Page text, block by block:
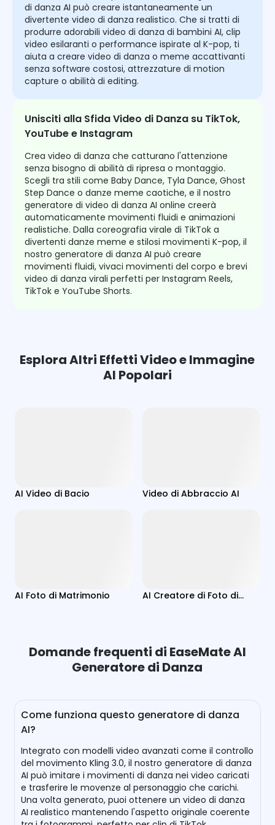
di danza AI può creare istantaneamente un
divertente video di danza realistico. Che si tratti di
produrre adorabili video di danza di bambini AI, clip
video esilaranti o performance ispirate al K-pop, ti
aiuta a creare video di danza o meme accattivanti
senza software costosi, attrezzature di motion
capture o abilità di editing.
Unisciti alla Sfida Video di Danza su TikTok,
YouTube e Instagram
Crea video di danza che catturano l'attenzione
senza bisogno di abilità di ripresa o montaggio.
Scegli tra stili come Baby Dance, Tyla Dance, Ghost
Step Dance o danze meme caotiche, e il nostro
generatore di video di danza AI online creerà
automaticamente movimenti fluidi e animazioni
realistiche. Dalla coreografia virale di TikTok a
divertenti danze meme e stilosi movimenti K-pop, il
nostro generatore di danza AI può creare
movimenti fluidi, vivaci movimenti del corpo e brevi
video di danza virali perfetti per Instagram Reels,
TikTok e YouTube Shorts.
Esplora Altri Effetti Video e Immagine
AI Popolari
AI Video di Bacio Video di Abbraccio AI
AI Foto di Matrimonio
AI Creatore di Foto di
Domande frequenti di EaseMate AI
Generatore di Danza
Come funziona questo generatore di danza
AI?
Integrato con modelli video avanzati come il controllo
del movimento Kling 3.0, il nostro generatore di danza
AI può imitare i movimenti di danza nei video caricati
e trasferire le movenze al personaggio che carichi.
Una volta generato, puoi ottenere un video di danza
AI realistico mantenendo l'aspetto originale coerente